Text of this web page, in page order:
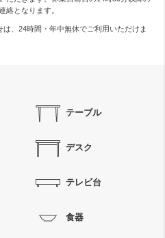
絡となります。
、 24時間・年中無休でご利用いただけま
テーブル
デスク
テレビ台
食器